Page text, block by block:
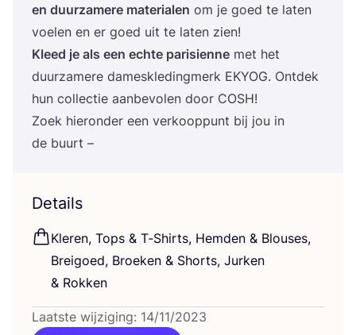
en duur­za­me­re mate­ri­a­len om je goed te laten
voe­len en er goed uit te laten zien!
Kleed je als een ech­te pari­si­en­ne met het
duur­za­me­re dames­kle­ding­merk EKY­OG. Ont­dek
hun col­lec­tie aan­be­vo­len door COSH!
Zoek hier­on­der een ver­koop­punt bij jou in
de buurt –
Details
Kle­ren, Tops & T‑Shirts, Hem­den & Blou­ses,
Brei­goed, Broe­ken & Shorts, Jur­ken
& Rokken
Laatste wijziging: 14/11/2023